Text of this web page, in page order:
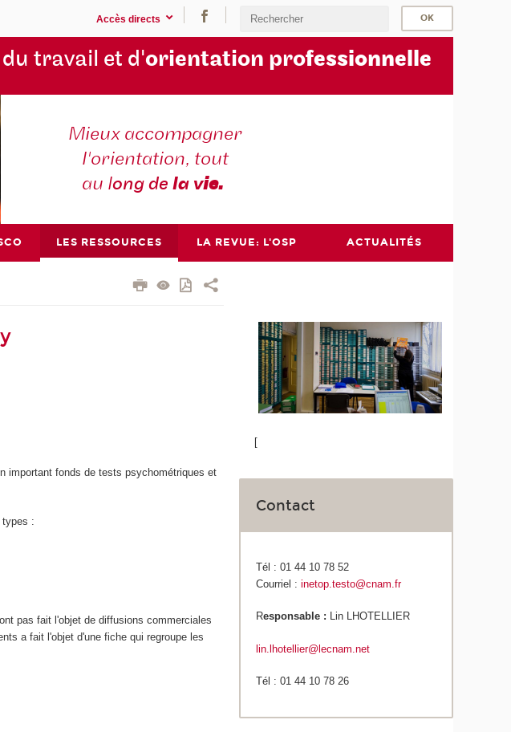
Accès directs
du travail et d'orientation professionnelle
Mieux accompagner
l'orientation, tout
au long dela vie.
LES RESSOURCES LA REVUE: L'OSP ACTUALITÉS
important fonds de tests psychométriques et
types :
pas fait l'objet de diffusions commerciales
a fait l'objet d'une fiche qui regroupe les
[
Contact
Tél : 01 44 10 78 52
Courriel :inetop.testo@cnam.fr
Responsable : Lin LHOTELLIER
lin.lhotellier@lecnam.net
Tél : 01 44 10 78 26